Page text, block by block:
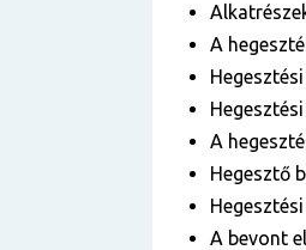
A
A
Hegesztő
A bevont